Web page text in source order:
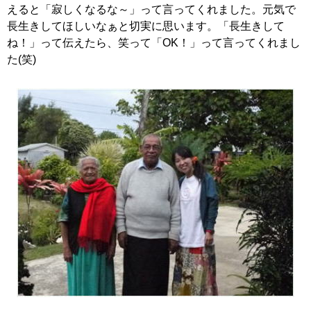
えると「寂しくなるな～」って言ってくれました。元気で
長生きしてほしいなぁと切実に思います。「長生きして
ね！」って伝えたら、笑って「OK！」って言ってくれまし
た(笑)